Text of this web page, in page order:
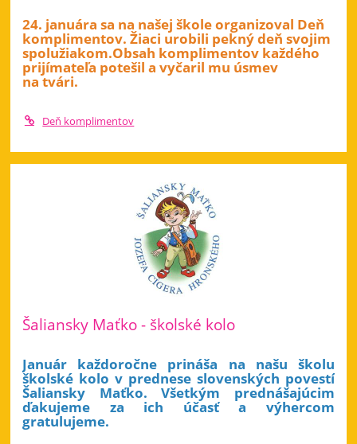
24. januára sa na našej škole organizoval Deň
komplimentov. Žiaci urobili pekný deň svojim
spolužiakom.Obsah komplimentov každého
prijímateľa potešil a vyčaril mu úsmev
na tvári.
Deň komplimentov
Šaliansky Maťko - školské kolo
Január každoročne prináša na našu školu
školské kolo v prednese slovenských povestí
Šaliansky Maťko. Všetkým prednášajúcim
ďakujeme za ich účasť a výhercom
gratulujeme.